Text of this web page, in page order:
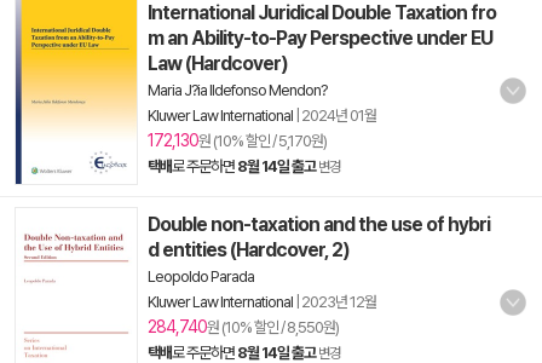
International Juridical Double Taxation fro
m an Ability-to-Pay Perspective under EU
Law (Hardcover)
Maria J?ia Ildefonso Mendon?
Kluwer Law International 2024년 01월
172,130원 (10% 할인 / 5,170원)
택배로 주문하면 8월 14일 출고 변경
Double non-taxation and the use of hybri
d entities (Hardcover, 2)
Leopoldo Parada
Kluwer Law International 2023년 12월
284,740원 (10% 할인 / 8,550원)
택배로 주문하면 8월 14일 출고 변경